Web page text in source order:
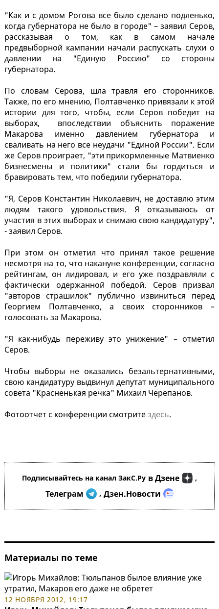
"Как и с домом Рогова все было сделано подленько,
когда губернатора не было в городе" – заявил Серов,
рассказывая о том, как в самом начале
предвыборной кампании начали распускать слухи о
давлении на "Единую Россию" со стороны
губернатора.
По словам Серова, шла травля его сторонников.
Также, по его мнению, Полтавченко привязали к этой
истории для того, чтобы, если Серов победит на
выборах, впоследствии объяснить поражение
Макарова именно давлением губернатора и
сваливать на него все неудачи "Единой России". Если
же Серов проиграет, "эти прикормленные Матвиенко
бизнесмены и политики" стали бы гордиться и
бравировать тем, что победили губернатора.
"Я, Серов Константин Николаевич, не доставлю этим
людям такого удовольствия. Я отказываюсь от
участия в этих выборах и снимаю свою кандидатуру",
- заявил Серов.
При этом он отметил что принял такое решение
несмотря на то, что накануне конференции, согласно
рейтингам, он лидировал, и его уже поздравляли с
фактически одержанной победой. Серов призвал
"авторов страшилок" публично извиниться перед
Георгием Полтавченко, а своих сторонников –
голосовать за Макарова.
"Я как-нибудь переживу это унижение" – отметил
Серов.
Чтобы выборы не оказались безальтернативными,
свою кандидатуру выдвинул депутат муниципального
совета "Красненькая речка" Михаил Черепанов.
Фотоотчет с конференции смотритездесь.
Подписывайтесь на канал ЗакС.Ру в Дзене ,
Телеграм , Дзен.Новости
Материалы по теме
12 НОЯБРЯ 2012, 19:17